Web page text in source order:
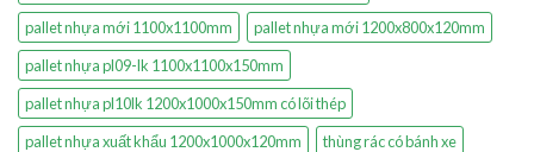
pallet nhựa mới 1100x1100mm
pallet nhựa mới 1200x800x120mm
pallet nhựa pl09-lk 1100x1100x150mm
pallet nhựa pl10lk 1200x1000x150mm có lõi thép
pallet nhựa xuất khẩu 1200x1000x120mm
thùng rác có bánh xe